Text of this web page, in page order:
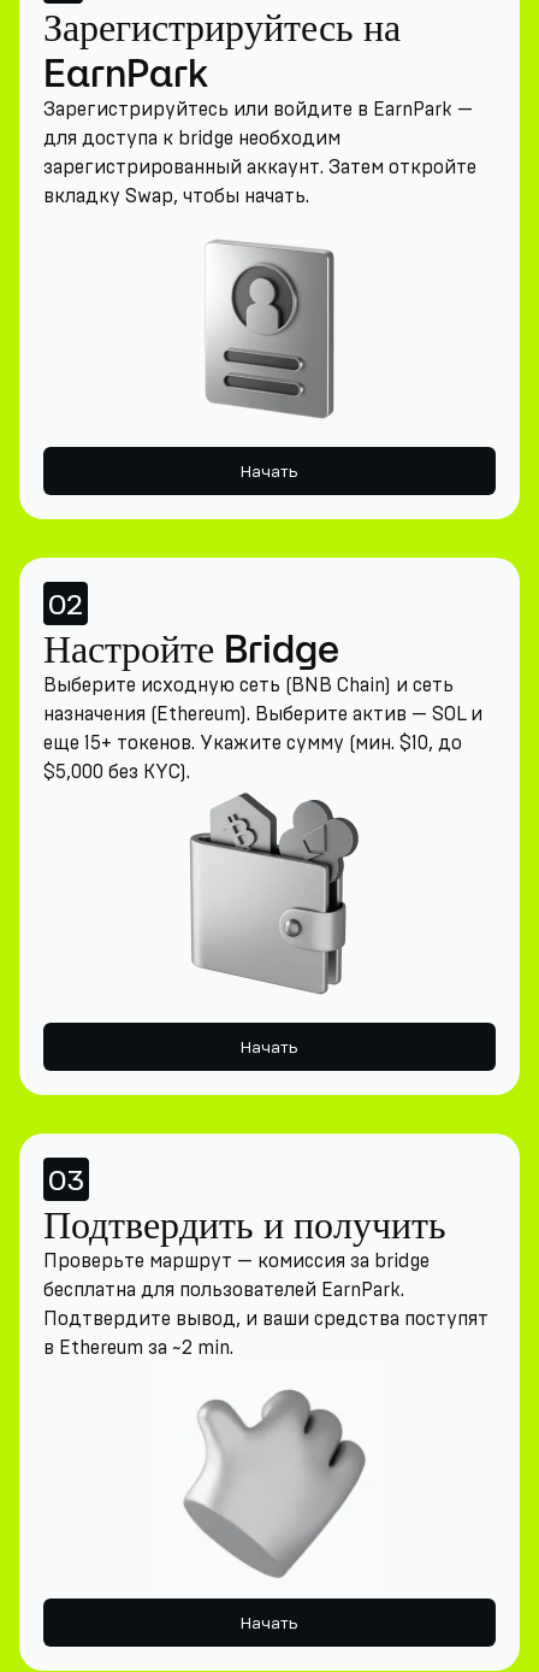
Зарегистрируйтесь на
EarnPark
Зарегистрируйтесь или войдите в EarnPark —
для доступа к bridge необходим
зарегистрированный аккаунт. Затем откройте
вкладку Swap, чтобы начать.
Начать
02
Настройте Bridge
Выберите исходную сеть (BNB Chain) и сеть
назначения (Ethereum). Выберите актив — SOL и
еще 15+ токенов. Укажите сумму (мин. $10, до
$5,000 без KYC).
Начать
03
Подтвердить и получить
Проверьте маршрут — комиссия за bridge
бесплатна для пользователей EarnPark.
Подтвердите вывод, и ваши средства поступят
в Ethereum за ~2 min.
Начать